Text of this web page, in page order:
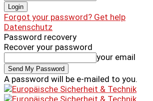
Forgot your password? Get help
Datenschutz
Password recovery
Recover your password
your email
A password will be e-mailed to you.